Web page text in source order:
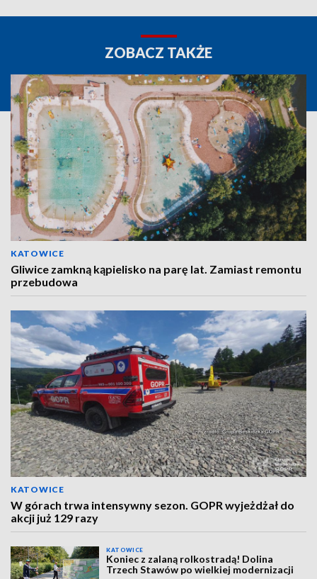
ZOBACZ TAKŻE
KATOWICE
Gliwice zamkną kąpielisko na parę lat. Zamiast remontu
przebudowa
KATOWICE
W górach trwa intensywny sezon. GOPR wyjeżdżał do
akcji już 129 razy
KATOWICE
Koniec z zalaną rolkostradą! Dolina
Trzech Stawów po wielkiej modernizacji